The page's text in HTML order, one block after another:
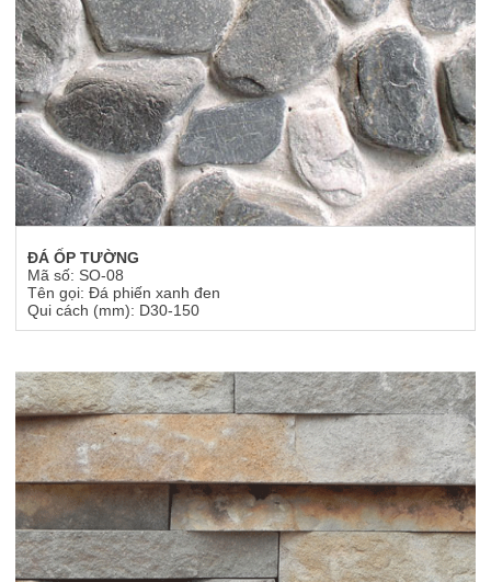
ĐÁ ỐP TƯỜNG
Mã số: SO-08
Tên gọi: Đá phiến xanh đen
Qui cách (mm): D30-150